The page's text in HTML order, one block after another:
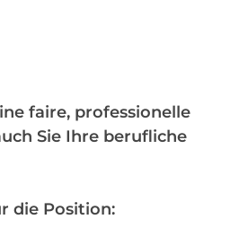
faire, professionelle
Sie Ihre berufliche
die Position: